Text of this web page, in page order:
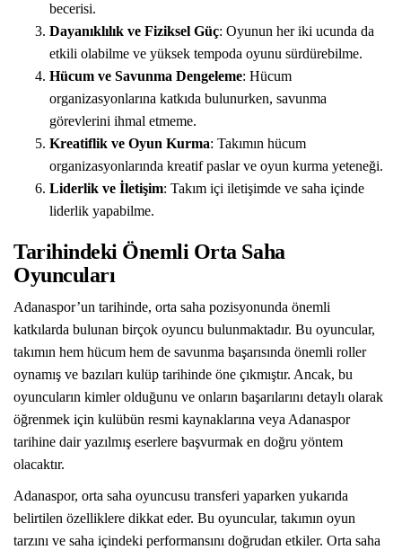
becerisi.
Dayanıklılık ve Fiziksel Güç: Oyunun her iki ucunda da
etkili olabilme ve yüksek tempoda oyunu sürdürebilme.
Hücum ve Savunma Dengeleme: Hücum
organizasyonlarına katkıda bulunurken, savunma
görevlerini ihmal etmeme.
Kreatiflik ve Oyun Kurma: Takımın hücum
organizasyonlarında kreatif paslar ve oyun kurma yeteneği.
Liderlik ve İletişim: Takım içi iletişimde ve saha içinde
liderlik yapabilme.
Tarihindeki Önemli Orta Saha
Oyuncuları
Adanaspor’un tarihinde, orta saha pozisyonunda önemli
katkılarda bulunan birçok oyuncu bulunmaktadır. Bu oyuncular,
takımın hem hücum hem de savunma başarısında önemli roller
oynamış ve bazıları kulüp tarihinde öne çıkmıştır. Ancak, bu
oyuncuların kimler olduğunu ve onların başarılarını detaylı olarak
öğrenmek için kulübün resmi kaynaklarına veya Adanaspor
tarihine dair yazılmış eserlere başvurmak en doğru yöntem
olacaktır.
Adanaspor, orta saha oyuncusu transferi yaparken yukarıda
belirtilen özelliklere dikkat eder. Bu oyuncular, takımın oyun
tarzını ve saha içindeki performansını doğrudan etkiler. Orta saha